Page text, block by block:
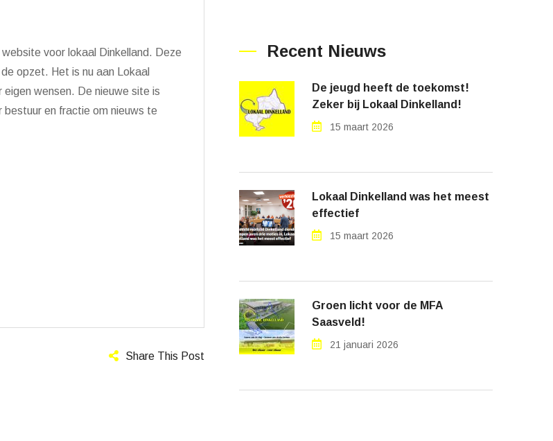
voor lokaal Dinkelland. Deze
opzet. Het is nu aan Lokaal
eigen wensen. De nieuwe site is
bestuur en fractie om nieuws te
Share This Post
Recent Nieuws
De jeugd heeft de toekomst!
Zeker bij Lokaal Dinkelland!
15 maart 2026
Lokaal Dinkelland was het meest
effectief
15 maart 2026
Groen licht voor de MFA
Saasveld!
21 januari 2026